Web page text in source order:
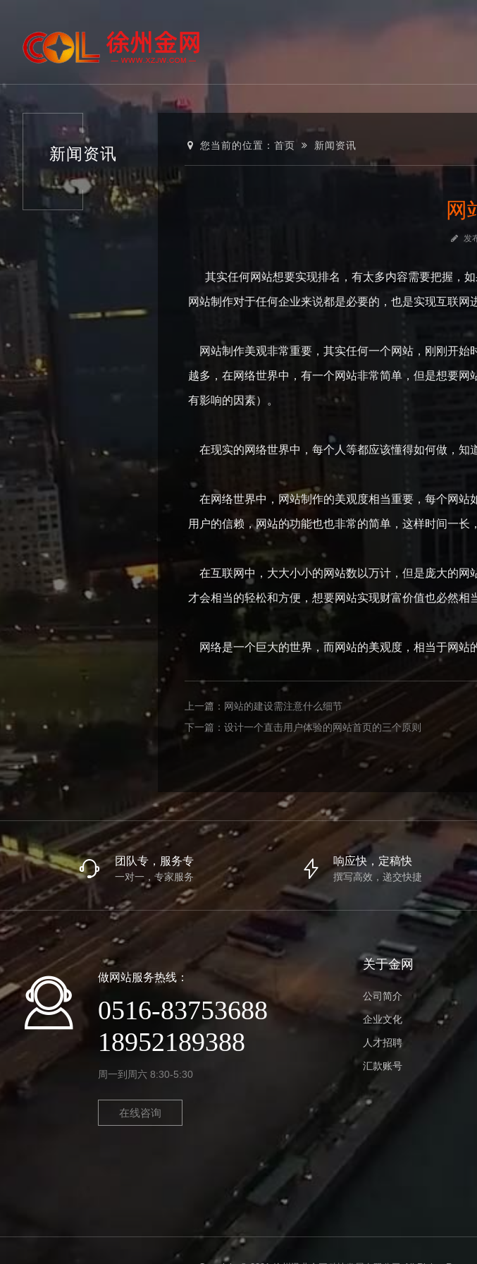
新闻资讯 您当前的位置：首页 新闻资讯
网
发
其实任何网站想要实现排名，有太多内容需要把握，如
网站制作对于任何企业来说都是必要的，也是实现互联网
网站制作美观非常重要，其实任何一个网站，刚刚开始
越多，在网络世界中，有一个网站非常简单，但是想要
有影响的因素）。
在现实的网络世界中，每个人等都应该懂得如何做，知
在网络世界中，网站制作的美观度相当重要，每个网站
用户的信赖，网站的功能也也非常的简单，这样时间一长
在互联网中，大大小小的网站数以万计，但是庞大的网
才会相当的轻松和方便，想要网站实现财富价值也必然相
网络是一个巨大的世界，而网站的美观度，相当于网站
上一篇： 网站的建设需注意什么细节
下一篇：设计一个直击用户体验的网站首页的三个原则
团队专，服务专
一对一，专家服务
响应快，定稿快
撰写高效，递交快捷
做网站服务热线：
0516-83753688
18952189388
周一到周六 8:30-5:30
在线咨询
关于金网
公司简介
企业文化
人才招聘
汇款账号